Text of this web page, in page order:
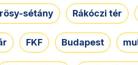
sétány Rákóczi tér
FKF Budapest